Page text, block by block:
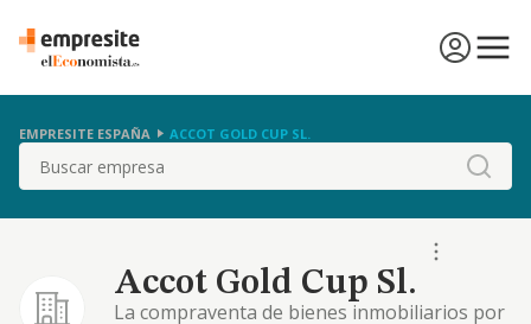
EMPRESITE ESPAÑA ACCOT GOLD CUP SL.
Buscar
Accot Gold Cup Sl.
La compraventa de bienes inmobiliarios por